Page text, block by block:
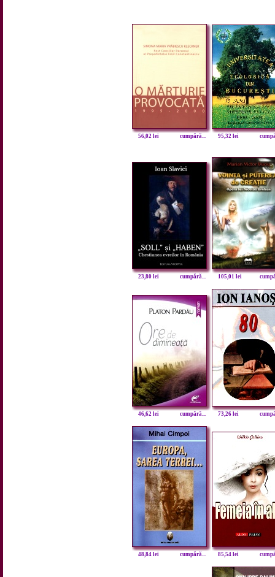
56,02 lei cumpără... 95,32 lei
23,80 lei cumpără... 105,01 lei
46,62 lei cumpără... 73,26 lei
48,84 lei cumpără... 85,54 lei